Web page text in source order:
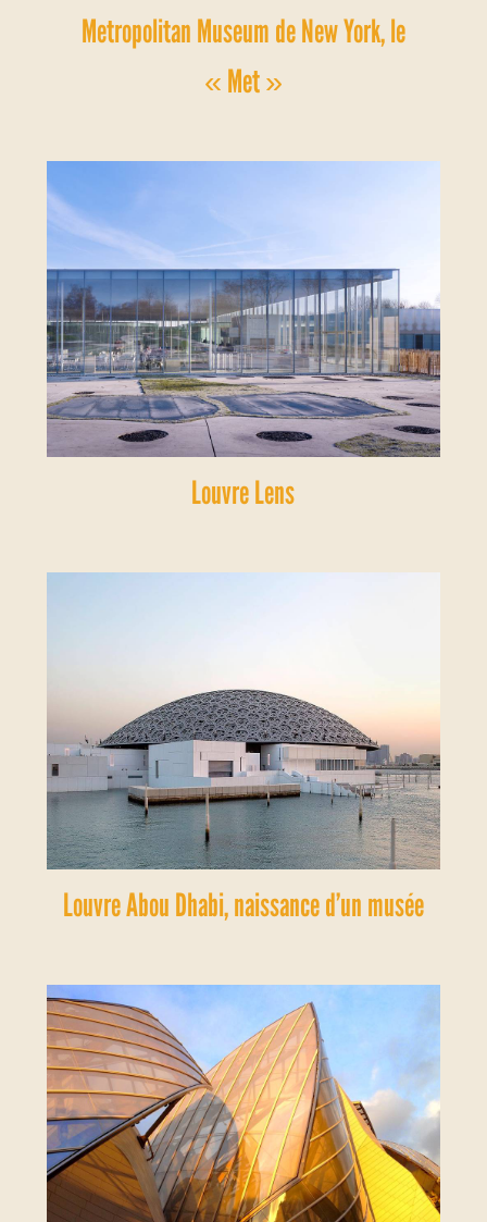
Metropolitan Museum de New York, le
« Met »
Louvre Lens
Louvre Abou Dhabi, naissance d’un musée